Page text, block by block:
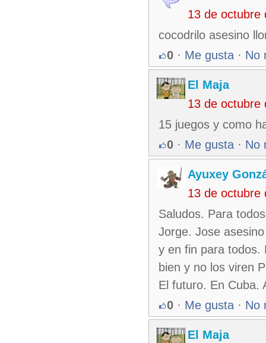
13 de octubre
cocodrilo asesino
0 · Me gusta · No
El Maja
13 de octubre
15 juegos y como
0 · Me gusta · No
Ayuxey
13 de octubre
Saludos. Para
Jorge. Jose
y en fin para todos.
bien y no los viren
El futuro. En Cuba.
0 · Me gusta · No
El Maja